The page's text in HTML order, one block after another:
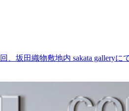
坂田織物敷地内 sakata galleryに